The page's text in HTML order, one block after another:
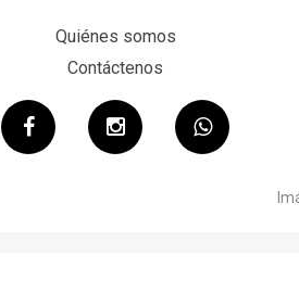
Quiénes somos
Contáctenos